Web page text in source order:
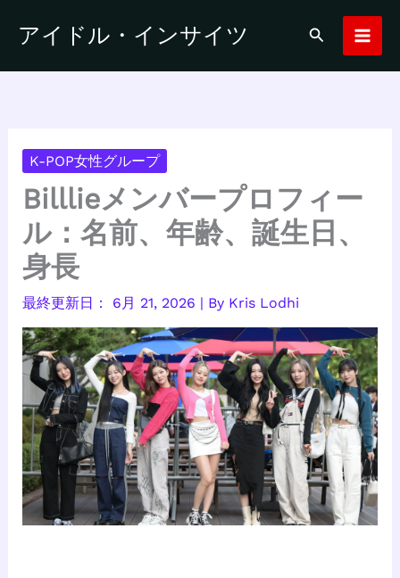
アイドル・インサイツ
検
K-POP女性グループ
Billlieメンバープロフィー
ル：名前、年齢、誕生日、
身長
6月 21, 2026 | By Kris Lodhi